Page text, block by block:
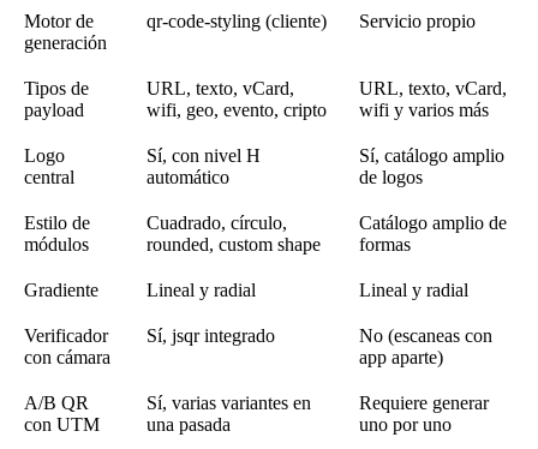
Motor de
generación
qr-code-styling (cliente) Servicio propio
Tipos de
payload
URL, texto, vCard,
wifi, geo, evento, cripto
URL, texto, vCard,
wifi y varios más
Logo
central
Sí, con nivel H
automático
Sí, catálogo amplio
de logos
Estilo de
módulos
Cuadrado, círculo,
rounded, custom shape
Catálogo amplio de
formas
Gradiente Lineal y radial Lineal y radial
Verificador
con cámara
Sí, jsqr integrado
No (escaneas con
app aparte)
A/B QR
con UTM
Sí, varias variantes en
una pasada
Requiere generar
uno por uno